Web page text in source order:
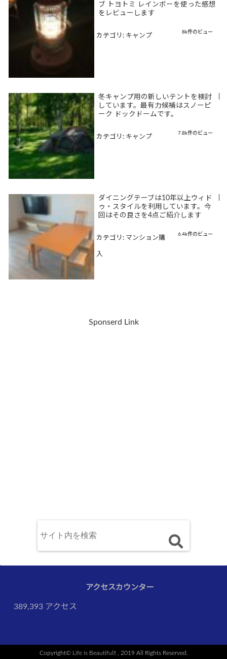
ブ トヨトミ レインボーを使った感想
をレビューします
8k件のビュー
カテゴリ: キャンプ
冬キャンプ用の新しいテントを検討
しています。最有力候補はスノーピ
ーク ドックドームです。
7.8k件のビュー
カテゴリ: キャンプ
ダイニングテーブは10年以上ウィド
ゥ・スタイルを利用しています。今
回はその良さを4点ご紹介します
6.4k件のビュー
カテゴリ: マンション購
入
Sponserd Link
アクセスカウンター
389,393 アクセス
Copyright© Life is Beautiful‼︎ , 2019 All Rights Reserved.